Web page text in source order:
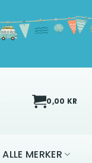
0,00 KR
ALLE MERKER